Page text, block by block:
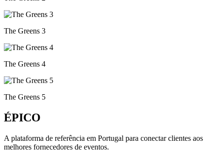
The Greens 3
The Greens 4
The Greens 5
ÉPICO
A plataforma de referência em Portugal para conectar clientes aos
melhores fornecedores de eventos.